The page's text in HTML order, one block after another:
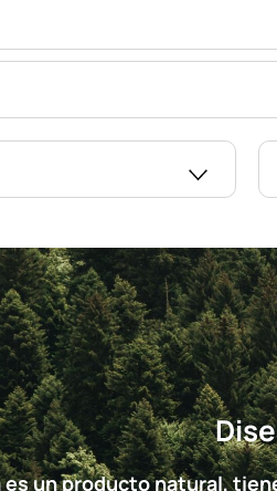
es un producto natural,